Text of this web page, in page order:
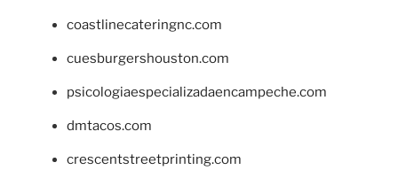
coastlinecateringnc.com
cuesburgershouston.com
psicologiaespecializadaencampeche.com
dmtacos.com
crescentstreetprinting.com